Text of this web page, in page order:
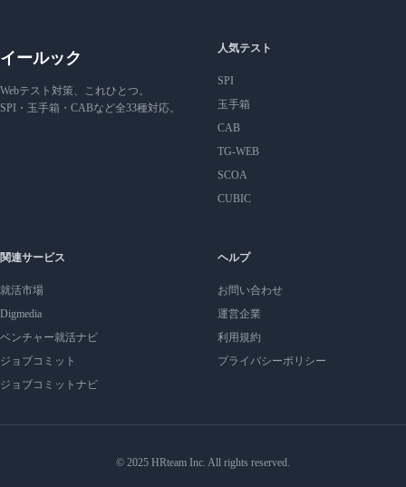
イールック
Webテスト対策、これひとつ。
SPI・玉手箱・CABなど全33種対応。
人気テスト
SPI
玉手箱
CAB
TG-WEB
SCOA
CUBIC
関連サービス
就活市場
Digmedia
ベンチャー就活ナビ
ジョブコミット
ジョブコミットナビ
ヘルプ
お問い合わせ
運営企業
利用規約
プライバシーポリシー
© 2025 HRteam Inc. All rights reserved.